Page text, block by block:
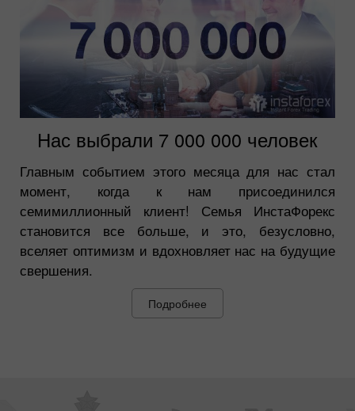
Нас выбрали 7 000 000 человек
Главным событием этого месяца для нас стал
момент, когда к нам присоединился
семимиллионный клиент! Семья ИнстаФорекс
становится все больше, и это, безусловно,
вселяет оптимизм и вдохновляет нас на будущие
свершения.
Подробнее